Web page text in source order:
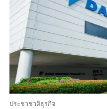
ประชาชาติธุรกิจ